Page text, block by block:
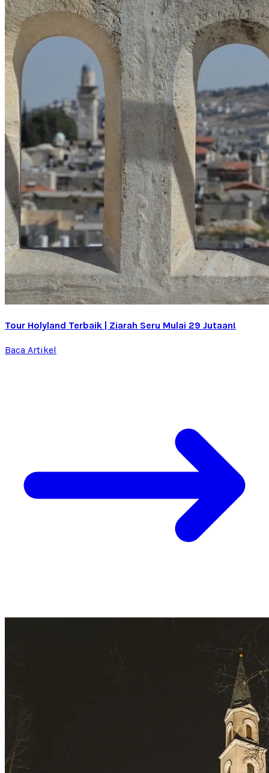
Tour Holyland Terbaik | Ziarah Seru Mulai 29 Jutaan!
Baca Artikel